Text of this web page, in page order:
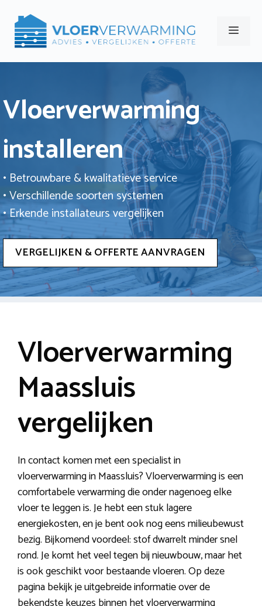
naar
Menu
Vloerverwarming
installeren
• Betrouwbare & kwalitatieve service
• Verschillende soorten systemen
• Erkende installateurs vergelijken
VERGELIJKEN & OFFERTE AANVRAGEN
Vloerverwarming
Maassluis
vergelijken
In contact komen met een specialist in
vloerverwarming in Maassluis? Vloerverwarming is een
comfortabele verwarming die onder nagenoeg elke
vloer te leggen is. Je hebt een stuk lagere
energiekosten, en je bent ook nog eens milieubewust
bezig. Bijkomend voordeel: stof dwarrelt minder snel
rond. Je komt het veel tegen bij nieuwbouw, maar het
is ook geschikt voor bestaande vloeren. Op deze
pagina bekijk je uitgebreide informatie over de